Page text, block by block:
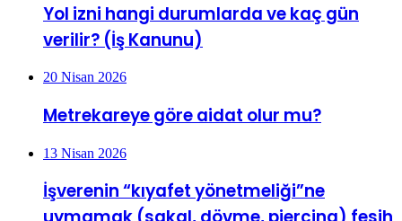
Yol izni hangi durumlarda ve kaç gün
verilir? (İş Kanunu)
20 Nisan 2026
Metrekareye göre aidat olur mu?
13 Nisan 2026
İşverenin “kıyafet yönetmeliği”ne